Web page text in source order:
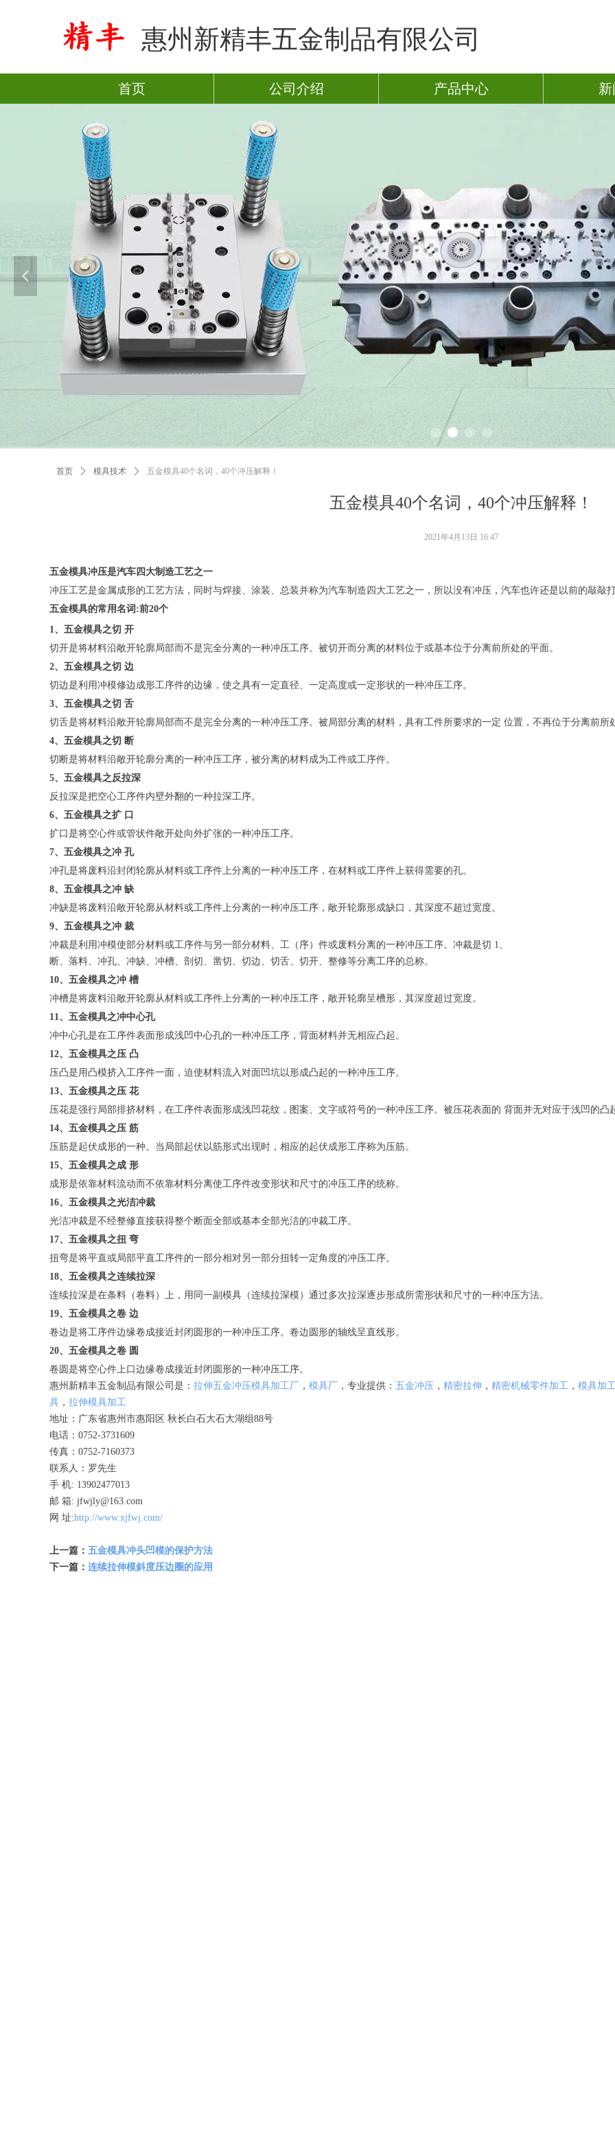
넳
惠州新精丰五金制品有限公司
首页 公司介绍 产品中心
五金模具40个名词，40个冲压解释！
首页 ꄲ 模具技术 ꄲ 五金模具40个名词，40个冲压解释！
五金模具冲压是汽车四大制造工艺之一
冲压工艺是金属成形的工艺方法，同时与焊接、涂装、总装并称为汽车制造四大工艺之一，所以没有冲压，汽车也许还是以前的敲敲
五金模具的常用名词:前20个
1、五金模具之切 开
切开是将材料沿敞开轮廓局部而不是完全分离的一种冲压工序。被切开而分离的材料位于或基本位于分离前所处的平面。
2、五金模具之切 边
切边是利用冲模修边成形工序件的边缘，使之具有一定直径、一定高度或一定形状的一种冲压工序。
3、五金模具之切 舌
切舌是将材料沿敞开轮廓局部而不是完全分离的一种冲压工序。被局部分离的材料，具有工件所要求的一定 位置，不再位于分离前所
4、五金模具之切 断
切断是将材料沿敞开轮廓分离的一种冲压工序，被分离的材料成为工件或工序件。
5、五金模具之反拉深
反拉深是把空心工序件内壁外翻的一种拉深工序。
6、五金模具之扩 口
扩口是将空心件或管状件敞开处向外扩张的一种冲压工序。
7、五金模具之冲 孔
冲孔是将废料沿封闭轮廓从材料或工序件上分离的一种冲压工序，在材料或工序件上获得需要的孔。
8、五金模具之冲 缺
冲缺是将废料沿敞开轮廓从材料或工序件上分离的一种冲压工序，敞开轮廓形成缺口，其深度不超过宽度。
9、五金模具之冲 裁
冲裁是利用冲模使部分材料或工序件与另一部分材料、工（序）件或废料分离的一种冲压工序。冲裁是切 1、
断、落料、冲孔、冲缺、冲槽、剖切、凿切、切边、切舌、切开、整修等分离工序的总称。
10、五金模具之冲 槽
冲槽是将废料沿敞开轮廓从材料或工序件上分离的一种冲压工序，敞开轮廓呈槽形，其深度超过宽度。
11、五金模具之冲中心孔
冲中心孔是在工序件表面形成浅凹中心孔的一种冲压工序，背面材料并无相应凸起。
12、五金模具之压 凸
压凸是用凸模挤入工序件一面，迫使材料流入对面凹坑以形成凸起的一种冲压工序。
13、五金模具之压 花
压花是强行局部排挤材料，在工序件表面形成浅凹花纹，图案、文字或符号的一种冲压工序。被压花表面的 背面并无对应于浅凹的凸
14、五金模具之压 筋
压筋是起伏成形的一种。当局部起伏以筋形式出现时，相应的起伏成形工序称为压筋。
15、五金模具之成 形
成形是依靠材料流动而不依靠材料分离使工序件改变形状和尺寸的冲压工序的统称。
16、五金模具之光洁冲裁
光洁冲裁是不经整修直接获得整个断面全部或基本全部光洁的冲裁工序。
17、五金模具之扭 弯
扭弯是将平直或局部平直工序件的一部分相对另一部分扭转一定角度的冲压工序。
18、五金模具之连续拉深
连续拉深是在条料（卷料）上，用同一副模具（连续拉深模）通过多次拉深逐步形成所需形状和尺寸的一种冲压方法。
19、五金模具之卷 边
卷边是将工序件边缘卷成接近封闭圆形的一种冲压工序。卷边圆形的轴线呈直线形。
20、五金模具之卷 圆
卷圆是将空心件上口边缘卷成接近封闭圆形的一种冲压工序。
惠州新精丰五金制品有限公司是： 拉伸五金冲压模具加工厂 ， 模具厂 ，专业提供： 五金冲压 ， 精密拉伸 ， 精密机械零件加工 ， 模具加
具 ， 拉伸模具加工
地址：广东省惠州市惠阳区 秋长白石大石大湖组88号
电话：0752-3731609
传真：0752-7160373
联系人：罗先生
手 机: 13902477013
邮 箱: jfwjly@163.com
网 址:http://www.xjfwj.com/
上一篇： 五金模具冲头凹模的保护方法
下一篇： 连续拉伸模斜度压边圈的应用
2021年4月13日 16:47